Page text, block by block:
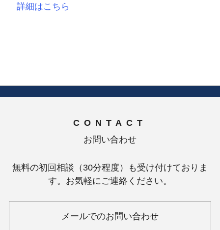
詳細はこちら
CONTACT
お問い合わせ
無料の初回相談（30分程度）も受け付けておりま
す。お気軽にご連絡ください。
メールでのお問い合わせ